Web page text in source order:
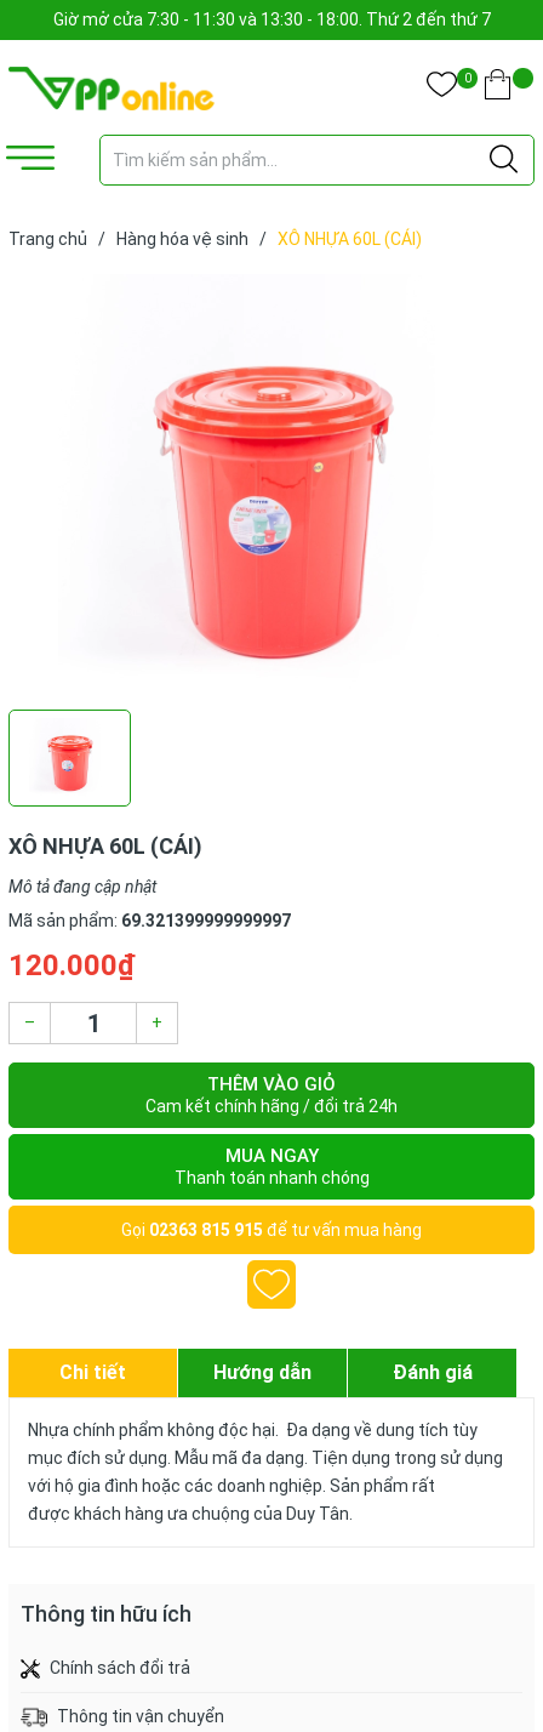
Giờ mở cửa 7:30 - 11:30 và 13:30 - 18:00. Thứ 2 đến thứ 7
0
Trang chủ / Hàng hóa vệ sinh / XÔ NHỰA 60L (CÁI)
XÔ NHỰA 60L (CÁI)
Mô tả đang cập nhật
Mã sản phẩm: 69.321399999999997
120.000₫
– +
THÊM VÀO GIỎ
Cam kết chính hãng / đổi trả 24h
MUA NGAY
Thanh toán nhanh chóng
Gọi 02363 815 915 để tư vấn mua hàng
Chi tiết Hướng dẫn Đánh giá
Nhựa chính phẩm không độc hại. Đa dạng về dung tích tùy
mục đích sử dụng. Mẫu mã đa dạng. Tiện dụng trong sử dụng
với hộ gia đình hoặc các doanh nghiệp. Sản phẩm rất
được khách hàng ưa chuộng của Duy Tân.
Thông tin hữu ích
Chính sách đổi trả
Thông tin vận chuyển